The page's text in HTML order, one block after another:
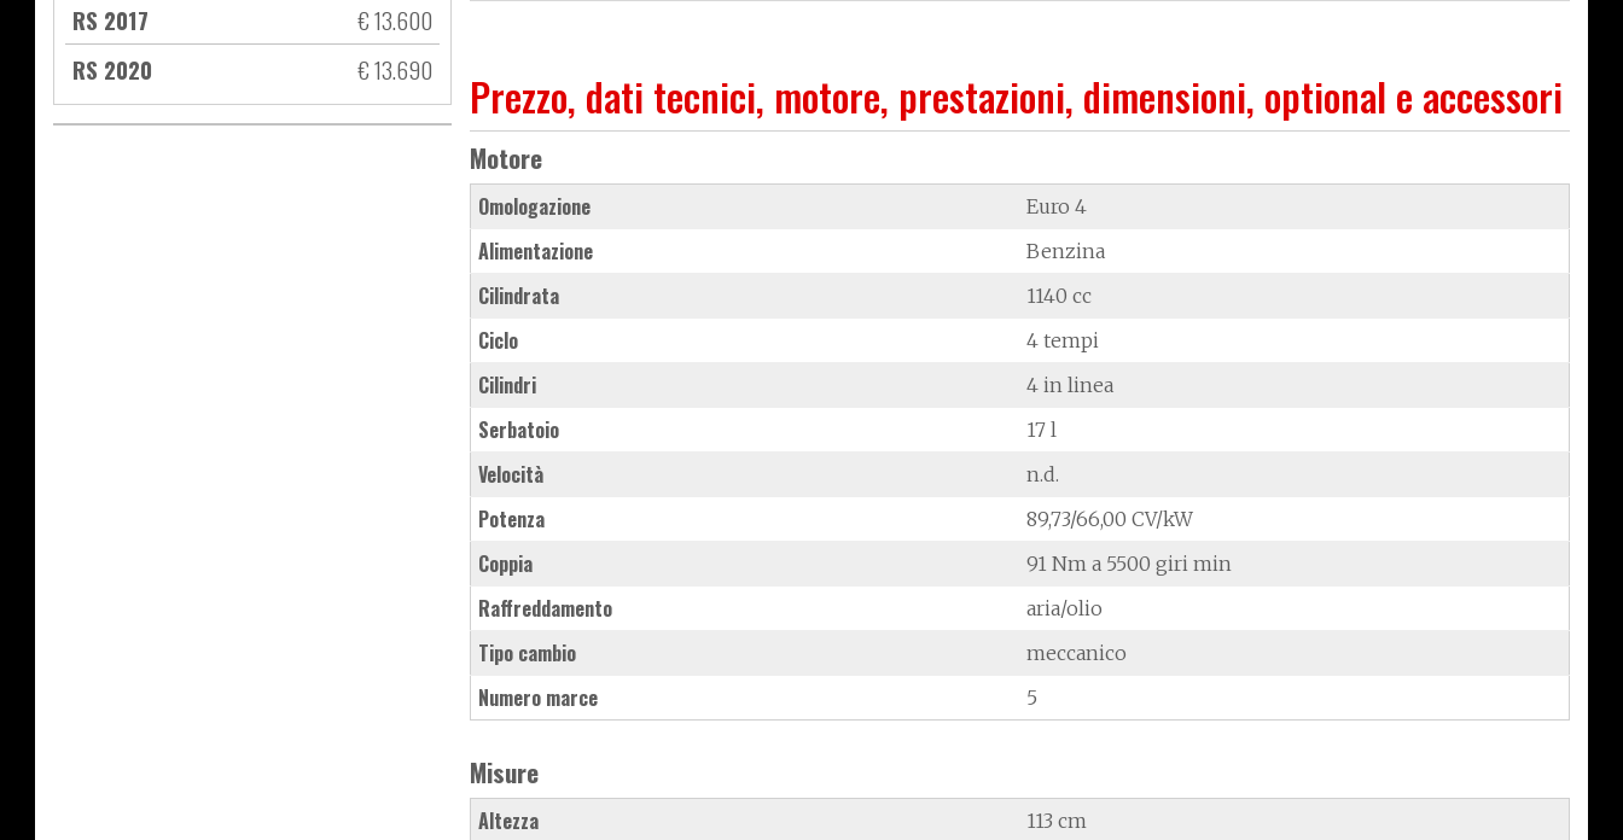
RS 2017
€ 13.600
RS 2020
€ 13.690 Prezzo, dati tecnici, motore, prestazioni, dimensioni, optional e accessori
Motore
Omologazione Euro 4
Alimentazione Benzina
Cilindrata 1140 cc
Ciclo 4 tempi
Cilindri 4 in linea
Serbatoio 17 l
Velocità n.d.
Potenza 89,73/66,00 CV/kW
Coppia 91 Nm a 5500 giri min
Raffreddamento aria/olio
Tipo cambio meccanico
Numero marce 5
Misure
Altezza 113 cm